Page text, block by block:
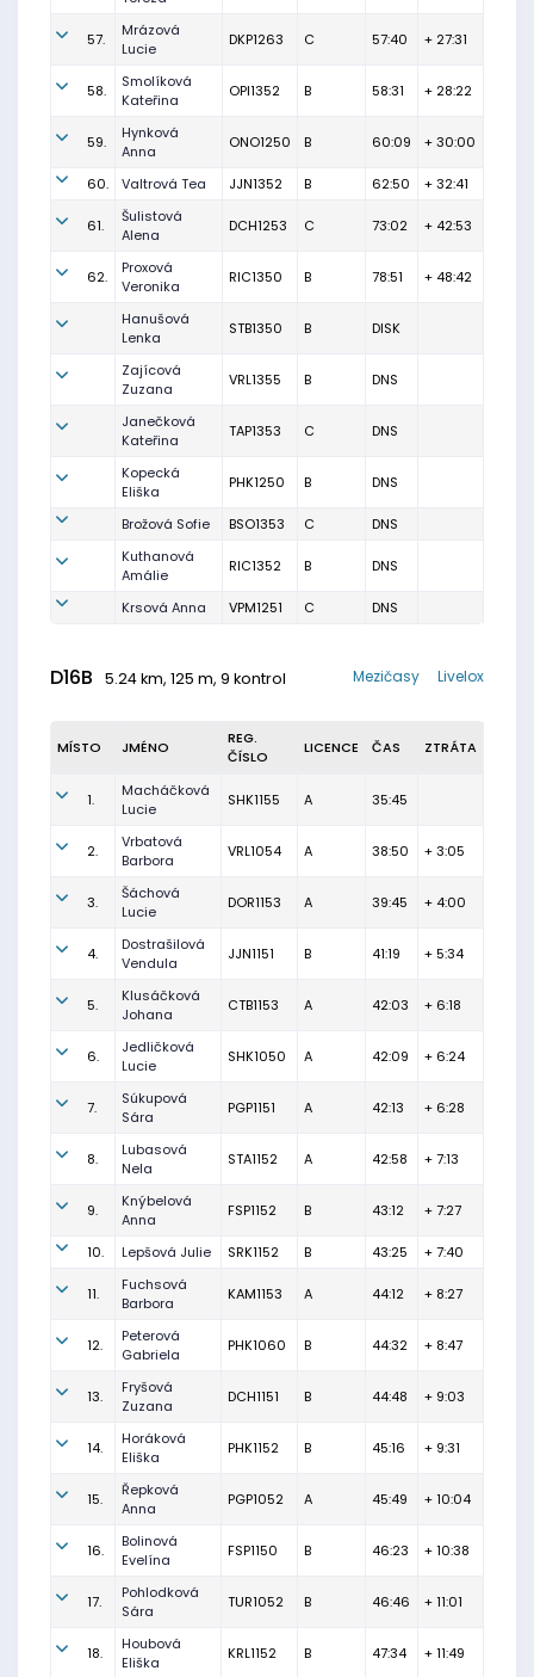
57.
Mrázová
Lucie
DKP1263 C 57:40 + 27:31
58.
Smolíková
Kateřina
OPI1352 B 58:31 + 28:22
59.
Hynková
Anna
ONO1250 B 60:09 + 30:00
60. Valtrová Tea JJN1352 B 62:50 + 32:41
61.
Šulistová
Alena
DCH1253 C 73:02 + 42:53
62.
Proxová
Veronika
RIC1350 B 78:51 + 48:42
Hanušová
Lenka
STB1350 B DISK
Zajícová
Zuzana
VRL1355 B DNS
Janečková
Kateřina
TAP1353 C DNS
Kopecká
Eliška
PHK1250 B DNS
Brožová Sofie BSO1353 C
DNS
Kuthanová
Amálie
RIC1352 B DNS
Krsová Anna VPM1251 C DNS
D16B 5.24 km, 125 m, 9 kontrol Livelox
Mezičasy
MÍSTO JMÉNO
REG.
ČÍSLO
LICENCE ČAS ZTRÁTA
1.
Macháčková
Lucie
SHK1155 A 35:45
2.
Vrbatová
Barbora
VRL1054 A 38:50 + 3:05
3.
Šáchová
Lucie
DOR1153 A 39:45 + 4:00
4.
Dostrašilová
Vendula
JJN1151 B 41:19 + 5:34
5.
Klusáčková
Johana
CTB1153 A 42:03 + 6:18
6.
Jedličková
Lucie
SHK1050 A 42:09 + 6:24
7.
Súkupová
Sára
PGP1151 A 42:13 + 6:28
8.
Lubasová
Nela
STA1152 A 42:58 + 7:13
9.
Knýbelová
Anna
FSP1152 B 43:12 + 7:27
10. Lepšová Julie SRK1152 B 43:25 + 7:40
11.
Fuchsová
Barbora
KAM1153 A 44:12 + 8:27
12.
Peterová
Gabriela
PHK1060 B 44:32 + 8:47
13.
Fryšová
Zuzana
DCH1151 B 44:48 + 9:03
14.
Horáková
Eliška
PHK1152 B 45:16 + 9:31
15.
Řepková
Anna
PGP1052 A 45:49 + 10:04
16.
Bolinová
Evelína
FSP1150 B 46:23 + 10:38
17.
Pohlodková
Sára
TUR1052 B 46:46 + 11:01
18.
Houbová
Eliška
KRL1152 B 47:34 + 11:49